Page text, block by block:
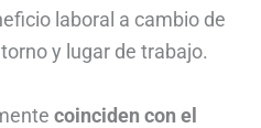
laboral a cambio de
y lugar de trabajo.
coinciden con el